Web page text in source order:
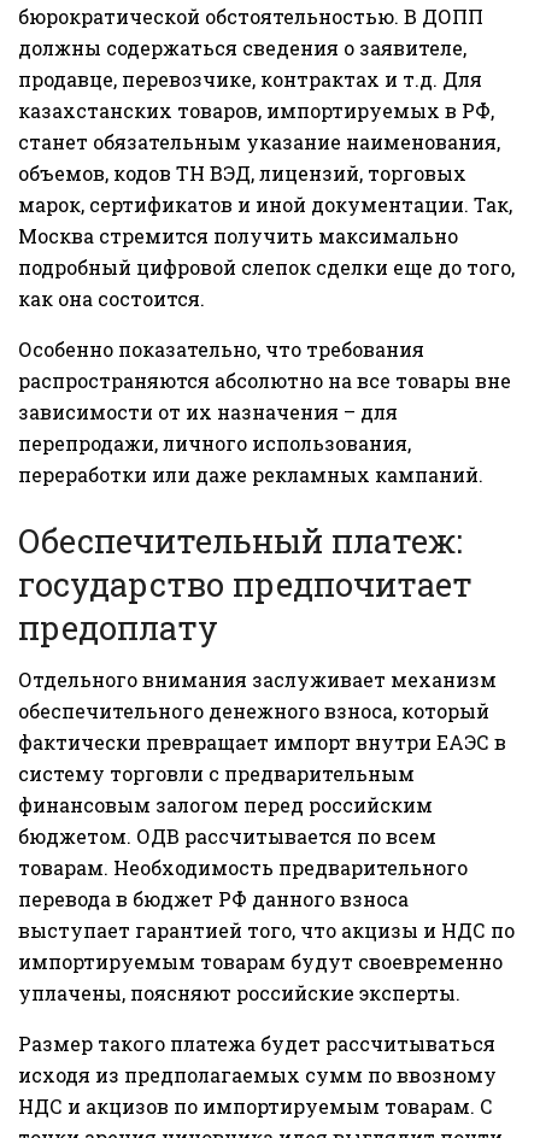
бюрократической обстоятельностью. В ДОПП
должны содержаться сведения о заявителе,
продавце, перевозчике, контрактах и т.д. Для
казахстанских товаров, импортируемых в РФ,
станет обязательным указание наименования,
объемов, кодов ТН ВЭД, лицензий, торговых
марок, сертификатов и иной документации. Так,
Москва стремится получить максимально
подробный цифровой слепок сделки еще до того,
как она состоится.
Особенно показательно, что требования
распространяются абсолютно на все товары вне
зависимости от их назначения – для
перепродажи, личного использования,
переработки или даже рекламных кампаний.
Обеспечительный платеж:
государство предпочитает
предоплату
Отдельного внимания заслуживает механизм
обеспечительного денежного взноса, который
фактически превращает импорт внутри ЕАЭС в
систему торговли с предварительным
финансовым залогом перед российским
бюджетом. ОДВ рассчитывается по всем
товарам. Необходимость предварительного
перевода в бюджет РФ данного взноса
выступает гарантией того, что акцизы и НДС по
импортируемым товарам будут своевременно
уплачены, поясняют российские эксперты.
Размер такого платежа будет рассчитываться
исходя из предполагаемых сумм по ввозному
НДС и акцизов по импортируемым товарам. С